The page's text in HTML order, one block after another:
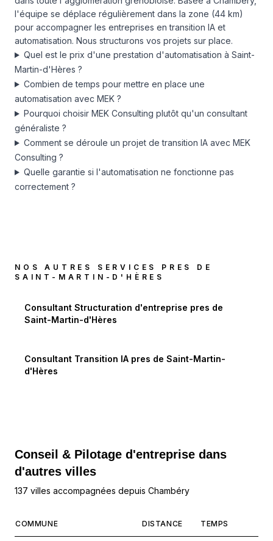
l'équipe se déplace régulièrement dans la zone (44 km)
pour accompagner les entreprises en transition IA et
automatisation. Nous structurons vos projets sur place.
Quel est le prix d'une prestation d'automatisation à Saint-
Martin-d'Hères ?
Combien de temps pour mettre en place une
automatisation avec MEK ?
Pourquoi choisir MEK Consulting plutôt qu'un consultant
généraliste ?
Comment se déroule un projet de transition IA avec MEK
Consulting ?
Quelle garantie si l'automatisation ne fonctionne pas
correctement ?
NOS AUTRES SERVICES PRES DE
SAINT-MARTIN-D'HÈRES
Consultant Structuration d'entreprise pres de
Saint-Martin-d'Hères
Consultant Transition IA pres de Saint-Martin-
d'Hères
Conseil & Pilotage d'entreprise dans
d'autres villes
137 villes accompagnées depuis Chambéry
COMMUNE DISTANCE TEMPS